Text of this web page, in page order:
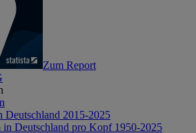
Zum Report
Deutschland 2015-2025
in Deutschland pro Kopf 1950-2025